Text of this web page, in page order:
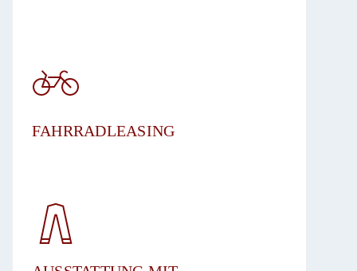
FAHRRADLEASING